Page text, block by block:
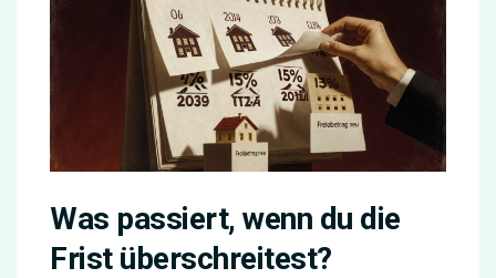
Was passiert, wenn du die
Frist überschreitest?